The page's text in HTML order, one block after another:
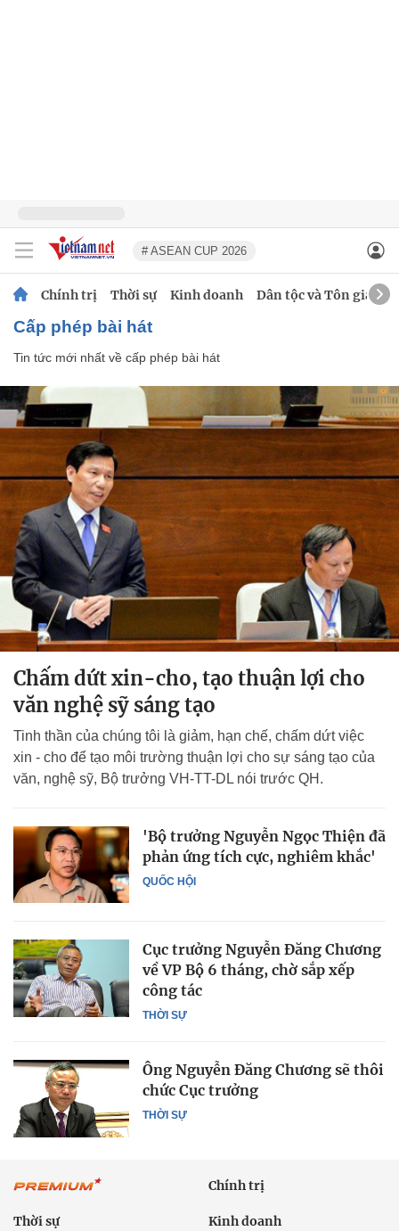
# ASEAN CUP 2026
Chính trị Thời sự Kinh doanh Dân tộc và Tôn giáo
cấp phép bài hát
Tin tức mới nhất về cấp phép bài hát
Chấm dứt xin-cho, tạo thuận lợi cho
văn nghệ sỹ sáng tạo
Tinh thần của chúng tôi là giảm, hạn chế, chấm dứt việc
xin - cho để tạo môi trường thuận lợi cho sự sáng tạo của
văn, nghệ sỹ, Bộ trưởng VH-TT-DL nói trước QH.
QUỐC HỘI
'Bộ trưởng Nguyễn Ngọc Thiện đã
phản ứng tích cực, nghiêm khắc'
THỜI SỰ
Cục trưởng Nguyễn Đăng Chương
về VP Bộ 6 tháng, chờ sắp xếp
công tác
THỜI SỰ
Ông Nguyễn Đăng Chương sẽ thôi
chức Cục trưởng
Chính trị
Thời sự Kinh doanh